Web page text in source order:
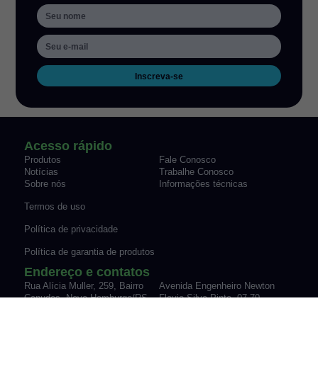
Inscreva-se
Acesso rápido
Produtos
Fale Conosco
Notícias
Trabalhe Conosco
Sobre nós
Informações técnicas
Termos de uso
Política de privacidade
Política de garantia de produtos
Endereço e contatos
Rua Alícia Muller, 259, Bairro
Canudos Novo Hamburgo/RS
Avenida Engenheiro Newton
Flavio Silva Pinto, 07-70,